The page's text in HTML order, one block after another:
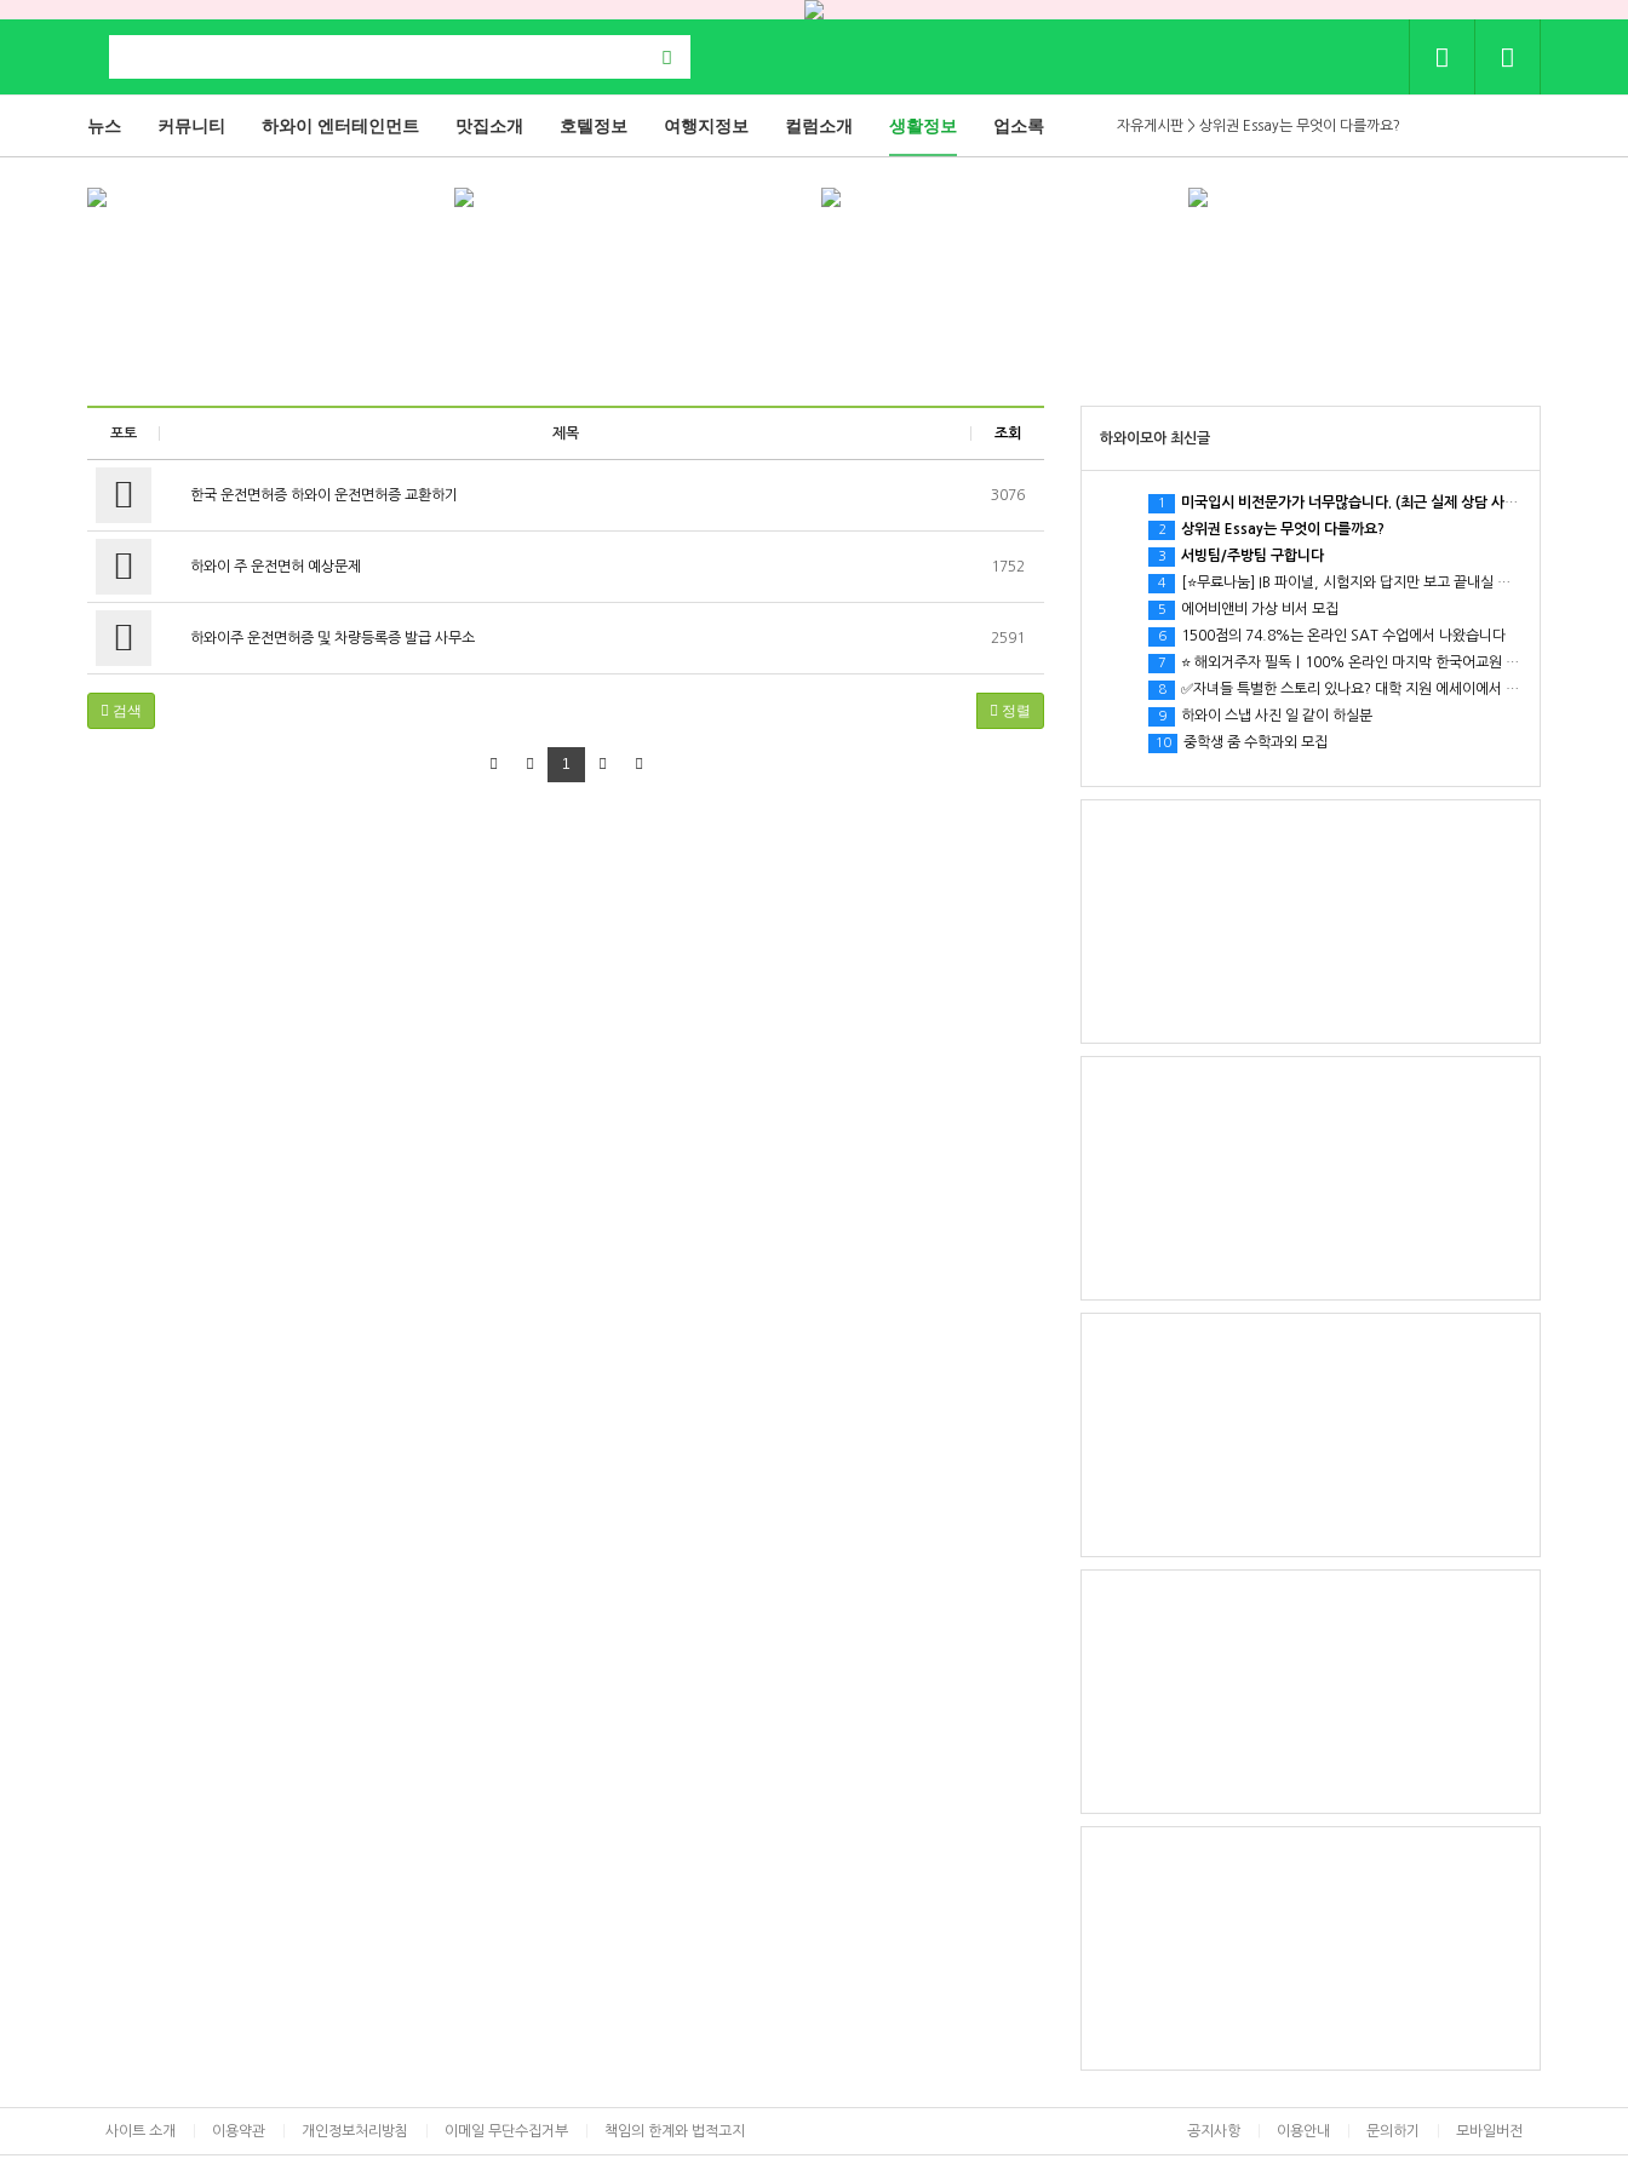
자유게시판 > 상위권 Essay는 무엇이 다를까요?
자유게시판 > 학자금 보조(FAFSA)받아서 온라인으로 영어공부 하세요!
뉴스 커뮤니티 하와이 엔터테인먼트 맛집소개 호텔정보 여행지정보 컬럼소개 생활정보 업소록
포토 제목 조회
한국 운전면허증 하와이 운전면허증 교환하기 3076
하와이 주 운전면허 예상문제 1752
하와이주 운전면허증 및 차량등록증 발급 사무소 2591
정렬
검색
1
하와이모아 최신글
1 미국입시 비전문가가 너무많습니다. (최근 실제 상담 사례)
2 상위권 Essay는 무엇이 다를까요?
3 서빙팀/주방팀 구합니다
4 [⭐무료나눔] IB 파이널, 시험지와 답지만 보고 끝내실 건가요?
5 에어비앤비 가상 비서 모집
6 1500점의 74.8%는 온라인 SAT 수업에서 나왔습니다
7 ⭐ 해외거주자 필독｜100% 온라인 마지막 한국어교원 2급 추가모집 (~8/2)
8 ✅자녀들 특별한 스토리 있나요? 대학 지원 에세이에서 갈리는데..
9 하와이 스냅 사진 일 같이 하실분
10 중학생 줌 수학과외 모집
사이트 소개 이용약관 개인정보처리방침 이메일 무단수집거부 책임의 한계와 법적고지 공지사항 이용안내 문의하기 모바일버전